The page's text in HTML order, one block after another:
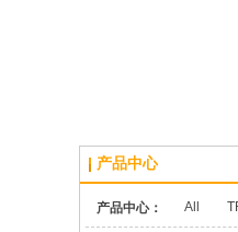
产品中心
产品中心： All